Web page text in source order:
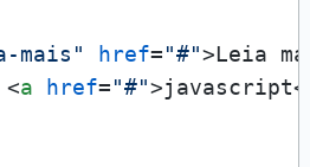
mais" href="#">Leia
<a href="#">javascript